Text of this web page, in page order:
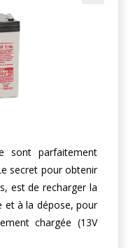
sont parfaitement
secret pour obtenir
est de recharger la
et à la dépose, pour
chargée (13V